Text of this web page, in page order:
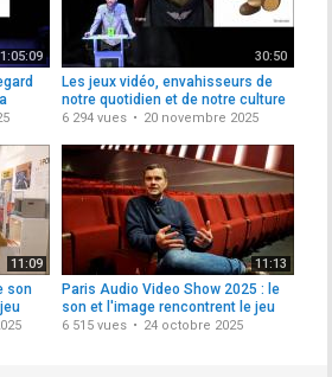
1:05:09 30:50
Les jeux vidéo, envahisseurs de
notre quotidien et de notre culture
6 294 vues 20 novembre 2025
11:09
son
11:13
Paris Audio Video Show 2025 : le
son et l'image rencontrent le jeu
vidéo
6 515 vues 24 octobre 2025